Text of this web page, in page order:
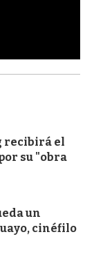
recibirá el
su "obra
un
cinéfilo